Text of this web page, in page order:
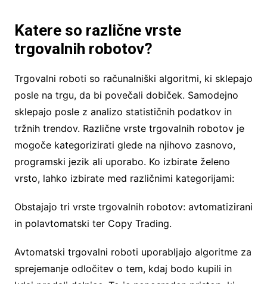
Katere so različne vrste
trgovalnih robotov?
Trgovalni roboti so računalniški algoritmi, ki sklepajo
posle na trgu, da bi povečali dobiček. Samodejno
sklepajo posle z analizo statističnih podatkov in
tržnih trendov. Različne vrste trgovalnih robotov je
mogoče kategorizirati glede na njihovo zasnovo,
programski jezik ali uporabo. Ko izbirate želeno
vrsto, lahko izbirate med različnimi kategorijami:
Obstajajo tri vrste trgovalnih robotov: avtomatizirani
in polavtomatski ter Copy Trading.
Avtomatski trgovalni roboti uporabljajo algoritme za
sprejemanje odločitev o tem, kdaj bodo kupili in